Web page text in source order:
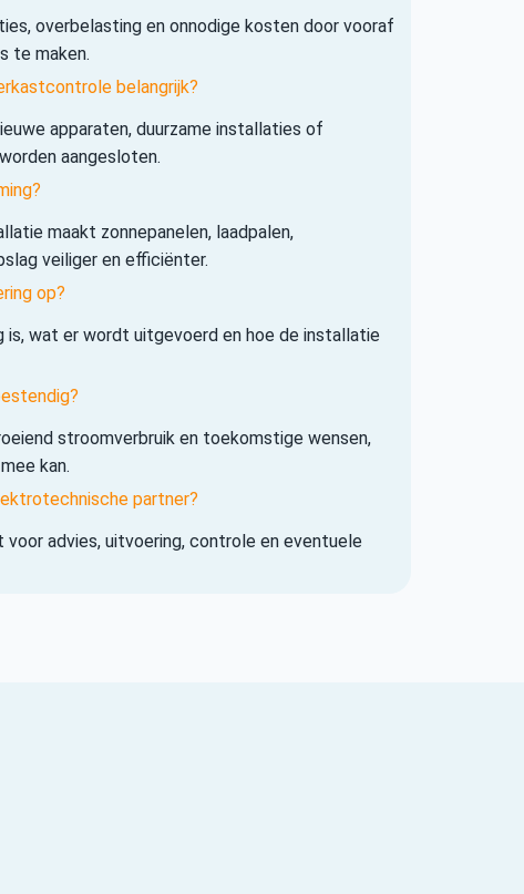
overbelasting en onnodige kosten door vooraf
te maken.
belangrijk?
apparaten, duurzame installaties of
aangesloten.
maakt zonnepanelen, laadpalen,
veiliger en efficiënter.
op?
wat er wordt uitgevoerd en hoe de installatie
stroomverbruik en toekomstige wensen,
kan.
partner?
advies, uitvoering, controle en eventuele